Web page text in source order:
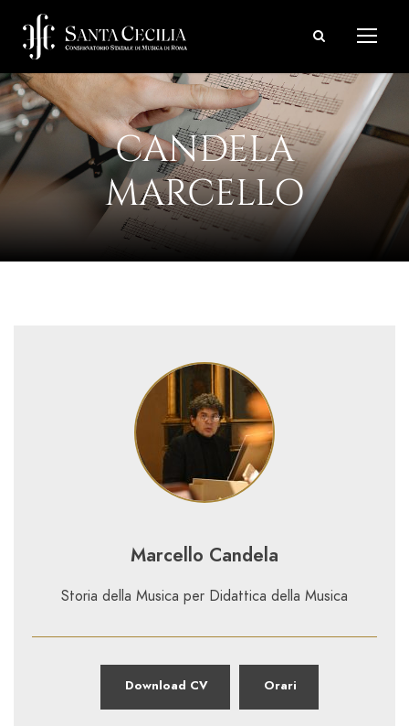
CANDELA
MARCELLO
Marcello Candela
Storia della Musica per Didattica della Musica
Download CV Orari